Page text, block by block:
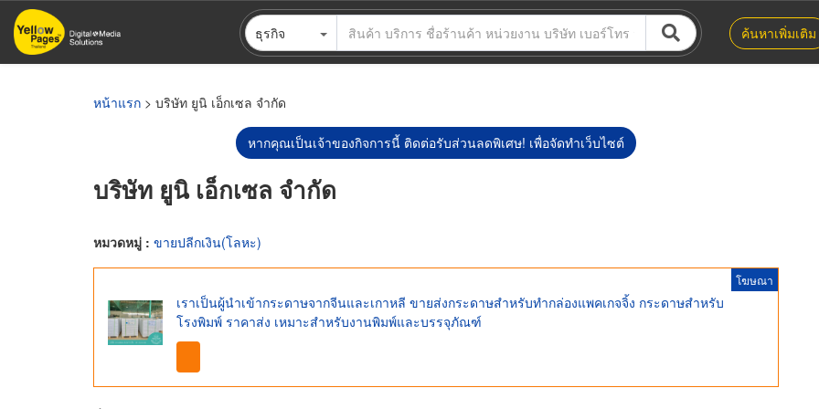
ข้าม
ไป
ธุรกิจ ค้นหาเพิ่มเติม
หน้าแรก > บริษัท ยูนิ เอ็กเซล จำกัด
หากคุณเป็นเจ้าของกิจการนี้ ติดต่อรับส่วนลดพิเศษ! เพื่อจัดทำเว็บไซต์
บริษัท ยูนิ เอ็กเซล จำกัด
หมวดหมู่ : ขายปลีกเงิน(โลหะ)
โฆษณา
เราเป็นผู้นำเข้ากระดาษจากจีนและเกาหลี ขายส่งกระดาษสำหรับทำกล่องแพคเกจจิ้ง กระดาษสำหรับ
โรงพิมพ์ ราคาส่ง เหมาะสำหรับงานพิมพ์และบรรจุภัณฑ์